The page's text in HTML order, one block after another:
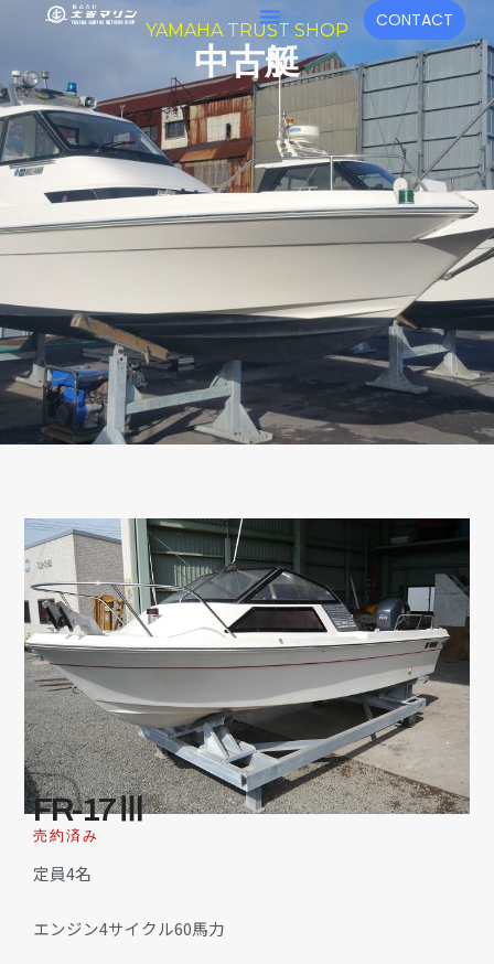
を
ス
キ
ッ
プ
メ
ニ
ュ
ー
CONTACT
YAMAHA TRUST SHOP
中古艇
FR-17Ⅲ
売約済み
定員4名
エンジン4サイクル60馬力